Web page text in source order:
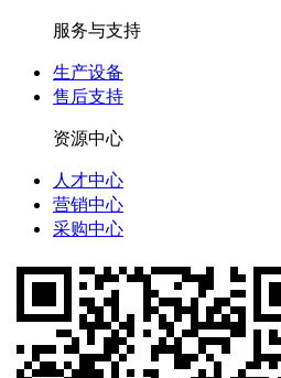
服务与支持
生产设备
售后支持
资源中心
人才中心
营销中心
采购中心